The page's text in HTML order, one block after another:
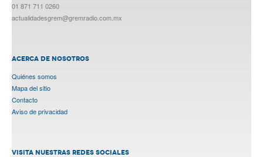
01 871 711 0260
actualidadesgrem@gremradio.com.mx
ACERCA DE NOSOTROS
Quiénes somos
Mapa del sitio
Contacto
Aviso de privacidad
VISITA NUESTRAS REDES SOCIALES